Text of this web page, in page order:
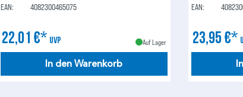
EAN:
4082300465075
22,01 €* UVP Auf Lager
In den Warenkorb
EAN:
23,95 €*